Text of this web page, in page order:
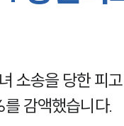
소송을 당한 피
감액했습니다.